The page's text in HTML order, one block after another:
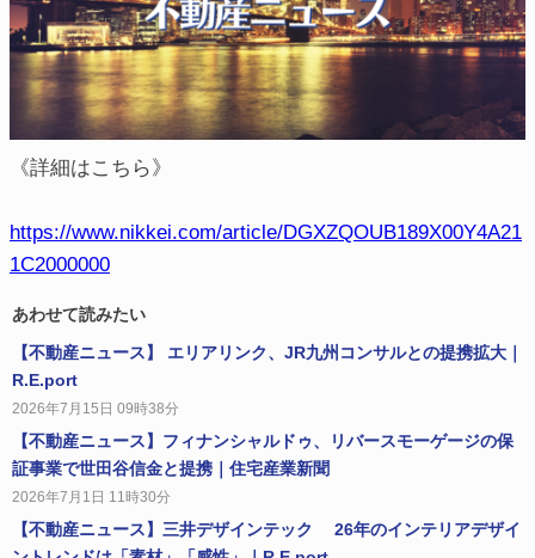
《詳細はこちら》
https://www.nikkei.com/article/DGXZQOUB189X00Y4A21
1C2000000
あわせて読みたい
【不動産ニュース】 エリアリンク、JR九州コンサルとの提携拡大｜
R.E.port
2026年7月15日 09時38分
【不動産ニュース】フィナンシャルドゥ、リバースモーゲージの保
証事業で世田谷信金と提携｜住宅産業新聞
2026年7月1日 11時30分
【不動産ニュース】三井デザインテック 26年のインテリアデザイ